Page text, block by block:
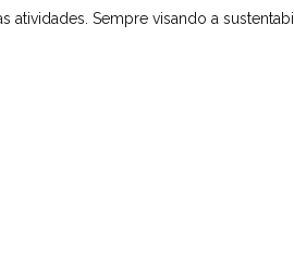
Sempre visando a